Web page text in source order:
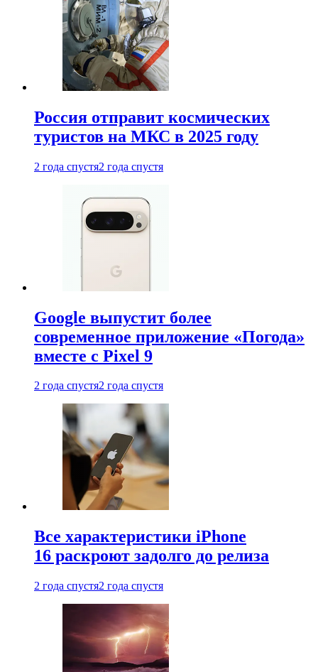
Россия отправит космических
туристов на МКС в 2025 году
2 года спустя2 года спустя
Google выпустит более
современное приложение «Погода»
вместе с Pixel 9
2 года спустя2 года спустя
Все характеристики iPhone
16 раскроют задолго до релиза
2 года спустя2 года спустя